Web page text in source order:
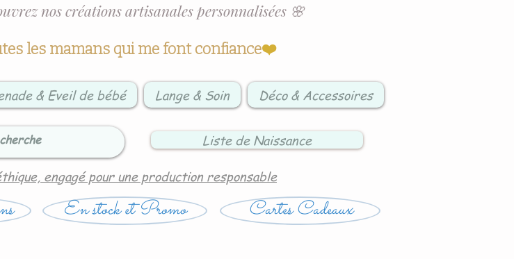
les mamans qui me font confiance❤️
nos créations artisanales personnalisées 🌸
& Eveil de bébé Lange & Soin Déco & Accessoires
Liste de Naissance
engagé pour une production responsable
En stock et Promo Cartes Cadeaux